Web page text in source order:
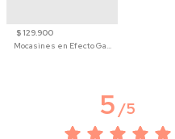
$ 129.900
Mocasines en Efecto Gamuzado Para Mujer
5/5